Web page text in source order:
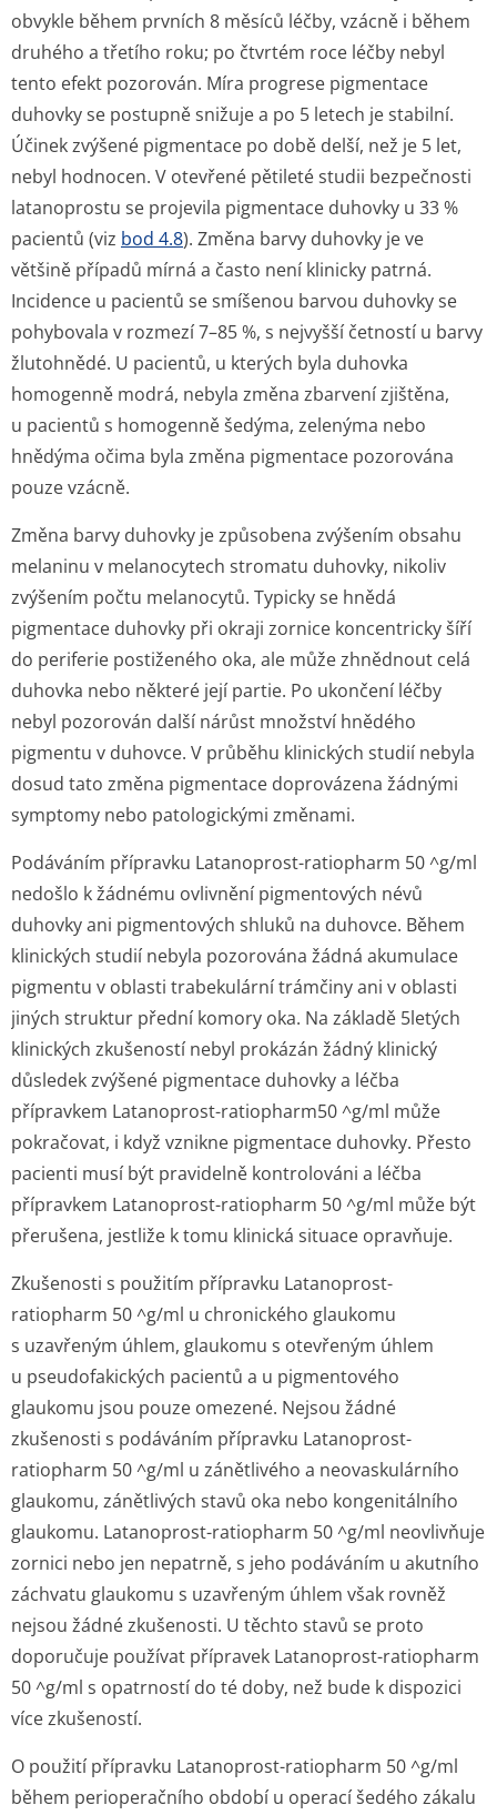
obvykle během prvních 8 měsíců léčby, vzácně i během
druhého a třetího roku; po čtvrtém roce léčby nebyl
tento efekt pozorován. Míra progrese pigmentace
duhovky se postupně snižuje a po 5 letech je stabilní.
Účinek zvýšené pigmentace po době delší, než je 5 let,
nebyl hodnocen. V otevřené pětileté studii bezpečnosti
latanoprostu se projevila pigmentace duhovky u 33 %
pacientů (viz bod 4.8). Změna barvy duhovky je ve
většině případů mírná a často není klinicky patrná.
Incidence u pacientů se smíšenou barvou duhovky se
pohybovala v rozmezí 7–85 %, s nejvyšší četností u barvy
žlutohnědé. U pacientů, u kterých byla duhovka
homogenně modrá, nebyla změna zbarvení zjištěna,
u pacientů s homogenně šedýma, zelenýma nebo
hnědýma očima byla změna pigmentace pozorována
pouze vzácně.
Změna barvy duhovky je způsobena zvýšením obsahu
melaninu v melanocytech stromatu duhovky, nikoliv
zvýšením počtu melanocytů. Typicky se hnědá
pigmentace duhovky při okraji zornice koncentricky šíří
do periferie postiženého oka, ale může zhnědnout celá
duhovka nebo některé její partie. Po ukončení léčby
nebyl pozorován další nárůst množství hnědého
pigmentu v duhovce. V průběhu klinických studií nebyla
dosud tato změna pigmentace doprovázena žádnými
symptomy nebo patologickými změnami.
Podáváním přípravku Latanoprost-ratiopharm 50 ^g/ml
nedošlo k žádnému ovlivnění pigmentových névů
duhovky ani pigmentových shluků na duhovce. Během
klinických studií nebyla pozorována žádná akumulace
pigmentu v oblasti trabekulární trámčiny ani v oblasti
jiných struktur přední komory oka. Na základě 5letých
klinických zkušeností nebyl prokázán žádný klinický
důsledek zvýšené pigmentace duhovky a léčba
přípravkem Latanoprost-ratiopharm50 ^g/ml může
pokračovat, i když vznikne pigmentace duhovky. Přesto
pacienti musí být pravidelně kontrolováni a léčba
přípravkem Latanoprost-ratiopharm 50 ^g/ml může být
přerušena, jestliže k tomu klinická situace opravňuje.
Zkušenosti s použitím přípravku Latanoprost-
ratiopharm 50 ^g/ml u chronického glaukomu
s uzavřeným úhlem, glaukomu s otevřeným úhlem
u pseudofakických pacientů a u pigmentového
glaukomu jsou pouze omezené. Nejsou žádné
zkušenosti s podáváním přípravku Latanoprost-
ratiopharm 50 ^g/ml u zánětlivého a neovaskulárního
glaukomu, zánětlivých stavů oka nebo kongenitálního
glaukomu. Latanoprost-ratiopharm 50 ^g/ml neovlivňuje
zornici nebo jen nepatrně, s jeho podáváním u akutního
záchvatu glaukomu s uzavřeným úhlem však rovněž
nejsou žádné zkušenosti. U těchto stavů se proto
doporučuje používat přípravek Latanoprost-ratiopharm
50 ^g/ml s opatrností do té doby, než bude k dispozici
více zkušeností.
O použití přípravku Latanoprost-ratiopharm 50 ^g/ml
během perioperačního období u operací šedého zákalu